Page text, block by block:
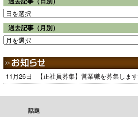
過去記事（月別）
11月26日 【正社員募集】営業職を募集します
話題